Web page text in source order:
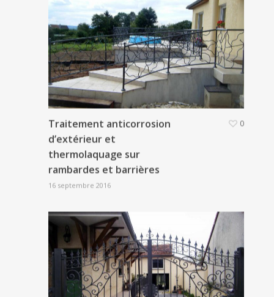
Traitement anticorrosion
d’extérieur et
thermolaquage sur
rambardes et barrières
16 septembre 2016
0